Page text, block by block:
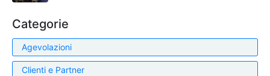
Categorie
Agevolazioni
Clienti e Partner